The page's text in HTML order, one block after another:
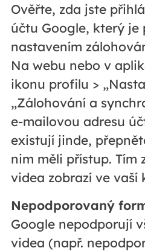
Ověřte, zda jste
účtu Google, který je
nastavením
Na webu nebo v
ikonu profilu >
„Zálohování a
e-mailovou adresu
existují jinde,
nim měli přístup. Tím
videa zobrazí ve vaší
Nepodporovaný
Google nepodporují
videa (např.